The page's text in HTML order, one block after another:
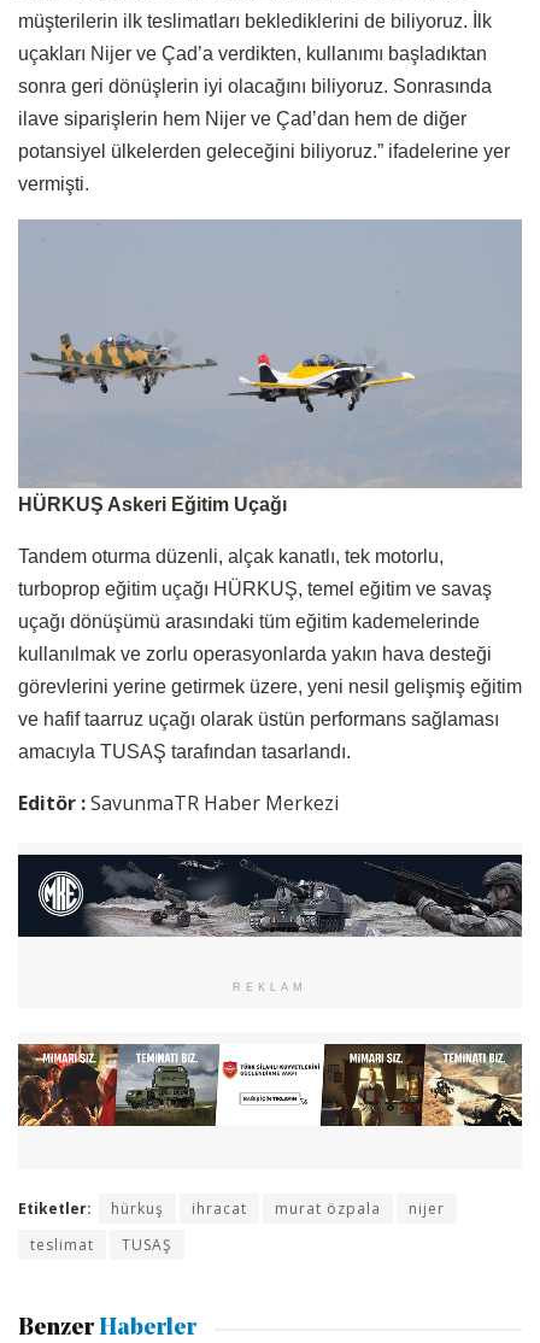
müşterilerin ilk teslimatları beklediklerini de biliyoruz. İlk
uçakları Nijer ve Çad’a verdikten, kullanımı başladıktan
sonra geri dönüşlerin iyi olacağını biliyoruz. Sonrasında
ilave siparişlerin hem Nijer ve Çad’dan hem de diğer
potansiyel ülkelerden geleceğini biliyoruz.” ifadelerine yer
vermişti.
HÜRKUŞ Askeri Eğitim Uçağı
Tandem oturma düzenli, alçak kanatlı, tek motorlu,
turboprop eğitim uçağı HÜRKUŞ, temel eğitim ve savaş
uçağı dönüşümü arasındaki tüm eğitim kademelerinde
kullanılmak ve zorlu operasyonlarda yakın hava desteği
görevlerini yerine getirmek üzere, yeni nesil gelişmiş eğitim
ve hafif taarruz uçağı olarak üstün performans sağlaması
amacıyla TUSAŞ tarafından tasarlandı.
Editör :SavunmaTR Haber Merkezi
REKLAM
Etiketler: hürkuş ihracat murat özpala
nijer
teslimat
TUSAŞ
Benzer Haberler